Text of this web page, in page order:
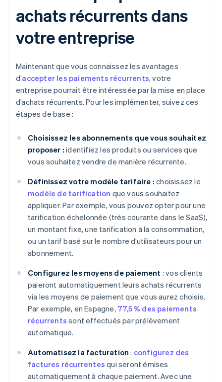
achats récurrents dans
votre entreprise
Maintenant que vous connaissez les avantages
d’accepter les paiements récurrents, votre
entreprise pourrait être intéressée par la mise en place
d’achats récurrents. Pour les implémenter, suivez ces
étapes de base :
Choisissez les abonnements que vous souhaitez
proposer : identifiez les produits ou services que
vous souhaitez vendre de manière récurrente.
Définissez votre modèle tarifaire : choisissez le
modèle de tarification que vous souhaitez
appliquer. Par exemple, vous pouvez opter pour une
tarification échelonnée (très courante dans le SaaS),
un montant fixe, une tarification à la consommation,
ou un tarif basé sur le nombre d’utilisateurs pour un
abonnement.
Configurez les moyens de paiement : vos clients
paieront automatiquement leurs achats récurrents
via les moyens de paiement que vous aurez choisis.
Par exemple, en Espagne, 77,5 % des paiements
récurrents sont effectués par prélèvement
automatique.
Automatisez la facturation : configurez des
factures récurrentes qui seront émises
automatiquement à chaque paiement. Avec une